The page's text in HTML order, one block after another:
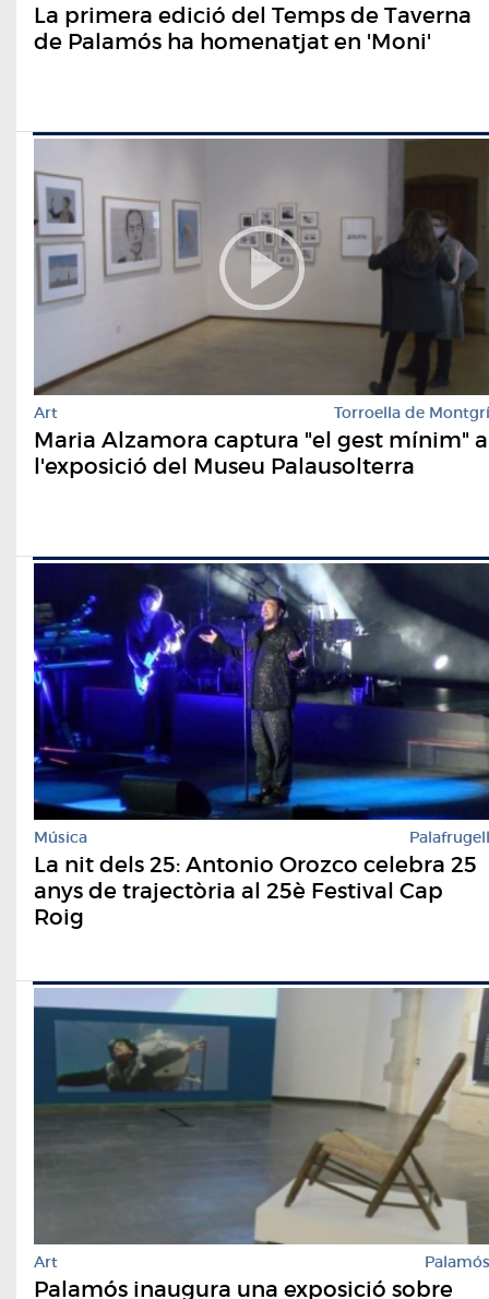
La primera edició del Temps de Taverna
de Palamós ha homenatjat en 'Moni'
Art Torroella de Montgrí
Maria Alzamora captura "el gest mínim" a
l'exposició del Museu Palausolterra
Música Palafrugell
La nit dels 25: Antonio Orozco celebra 25
anys de trajectòria al 25è Festival Cap
Roig
Art Palamós
Palamós inaugura una exposició sobre